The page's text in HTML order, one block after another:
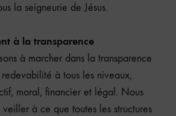
la seigneurie de Jésus.
à la transparence
à marcher dans la transparence
à tous les niveaux,
moral, financier et légal. Nous
à ce que toutes les structures